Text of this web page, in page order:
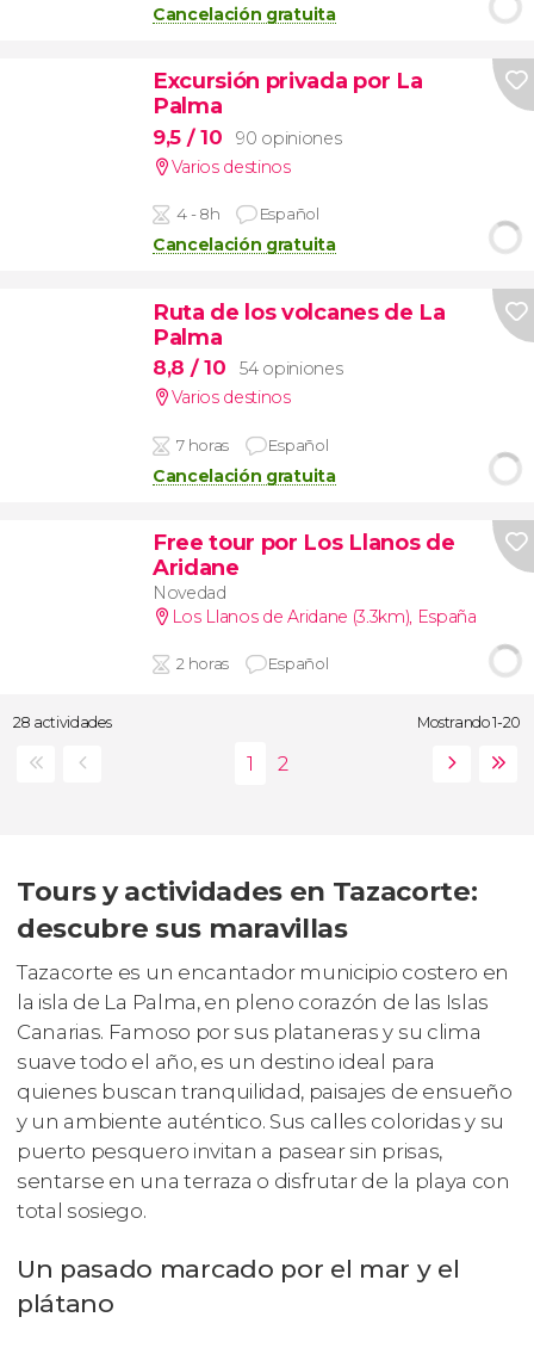
Cancelación gratuita
Excursión privada por La
Palma
9,5 / 10
90 opiniones
Varios destinos
4 - 8h Español
Cancelación gratuita
Ruta de los volcanes de La
Palma
8,8 / 10
54 opiniones
Varios destinos
7 horas Español
Cancelación gratuita
Free tour por Los Llanos de
Aridane
Novedad
Los Llanos de Aridane (3.3km) España
2 horas Español
28 actividades Mostrando 1-20
Tours y actividades en Tazacorte:
descubre sus maravillas
Tazacorte es un encantador municipio costero en
la isla de La Palma, en pleno corazón de las Islas
Canarias. Famoso por sus plataneras y su clima
suave todo el año, es un destino ideal para
quienes buscan tranquilidad, paisajes de ensueño
y un ambiente auténtico. Sus calles coloridas y su
puerto pesquero invitan a pasear sin prisas,
sentarse en una terraza o disfrutar de la playa con
total sosiego.
Un pasado marcado por el mar y el
plátano